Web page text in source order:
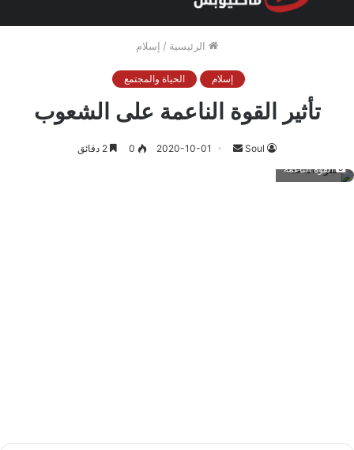
الرئيسية / إسلام
إسلام الحياة والمجتمع
تأثير القوة الناعمة على الشعوب
Soul
أرسل
2020-10-01
0
القوة الناعمة